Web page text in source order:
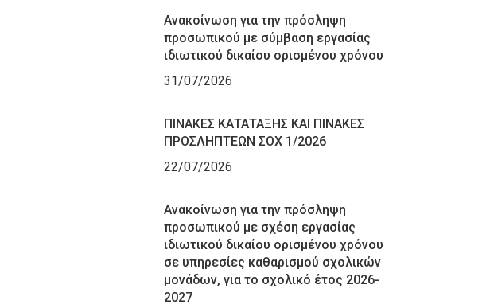
Ανακοίνωση για την πρόσληψη
προσωπικού με σύμβαση εργασίας
ιδιωτικού δικαίου ορισμένου χρόνου
31/07/2026
ΠΙΝΑΚΕΣ ΚΑΤΑΤΑΞΗΣ ΚΑΙ ΠΙΝΑΚΕΣ
ΠΡΟΣΛΗΠΤΕΩΝ ΣΟΧ 1/2026
22/07/2026
Ανακοίνωση για την πρόσληψη
προσωπικού με σχέση εργασίας
ιδιωτικού δικαίου ορισμένου χρόνου
σε υπηρεσίες καθαρισμού σχολικών
μονάδων, για το σχολικό έτος 2026-
2027